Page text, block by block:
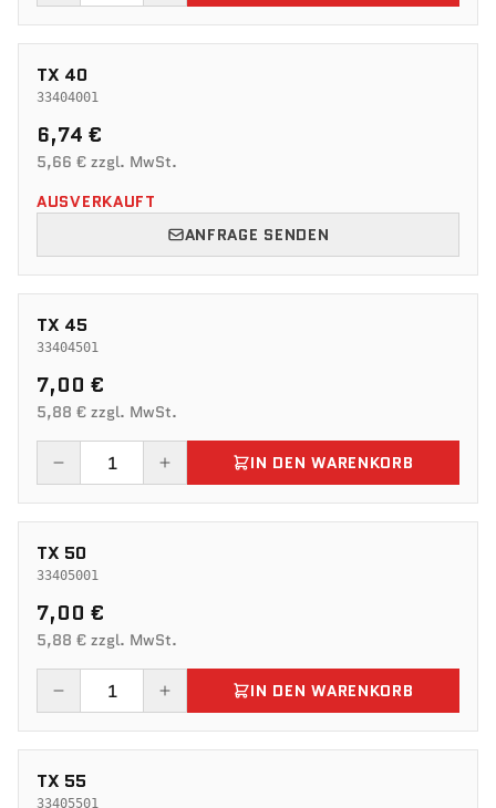
TX 40
33404001
6,74 €
5,66 € zzgl. MwSt.
AUSVERKAUFT
ANFRAGE SENDEN
TX 45
33404501
7,00 €
5,88 € zzgl. MwSt.
IN DEN WARENKORB
TX 50
33405001
7,00 €
5,88 € zzgl. MwSt.
IN DEN WARENKORB
TX 55
33405501